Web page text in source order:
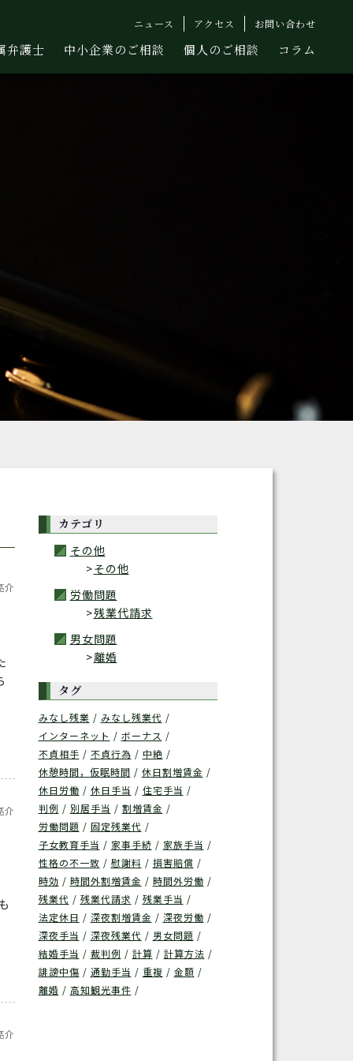
ニュース アクセス お問い合わせ
弁護士 中小企業のご相談 個人のご相談 コラム
介
介
介
カテゴリ
その他
その他
労働問題
残業代請求
男女問題
離婚
タグ
みなし残業
みなし残業代
インターネット
ボーナス
不貞相手
不貞行為
中絶
休憩時間，仮眠時間
休日割増賃金
休日労働
休日手当
住宅手当
判例
別居手当
割増賃金
労働問題
固定残業代
子女教育手当
家事手続
家族手当
性格の不一致
慰謝料
損害賠償
時効
時間外割増賃金
時間外労働
残業代
残業代請求
残業手当
法定休日
深夜割増賃金
深夜労働
深夜手当
深夜残業代
男女問題
結婚手当
裁判例 計算
計算方法
誹謗中傷
通勤手当 重複
金額
離婚
高知観光事件